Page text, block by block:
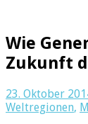
Wie
Zukunft
23. Oktober
Weltregionen,